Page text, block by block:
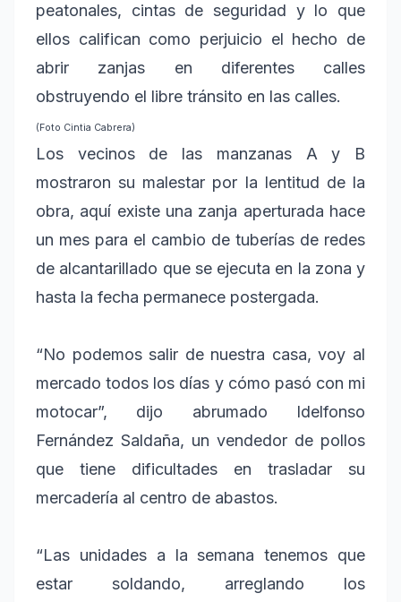
peatonales, cintas de seguridad y lo que
ellos califican como perjuicio el hecho de
abrir zanjas en diferentes calles
obstruyendo el libre tránsito en las calles.
(Foto Cintia Cabrera)
Los vecinos de las manzanas A y B
mostraron su malestar por la lentitud de la
obra, aquí existe una zanja aperturada hace
un mes para el cambio de tuberías de redes
de alcantarillado que se ejecuta en la zona y
hasta la fecha permanece postergada.
“No podemos salir de nuestra casa, voy al
mercado todos los días y cómo pasó con mi
motocar”, dijo abrumado Idelfonso
Fernández Saldaña, un vendedor de pollos
que tiene dificultades en trasladar su
mercadería al centro de abastos.
“Las unidades a la semana tenemos que
estar soldando, arreglando los